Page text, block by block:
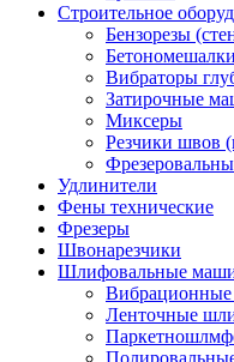
Строительное
Бензорезы
Бетономешалки
Вибраторы
Затирочные
Миксеры
Резчики швов
Удлинители
Фены технические
Фрезеры
Швонарезчики
Шлифовальные
Ленточные